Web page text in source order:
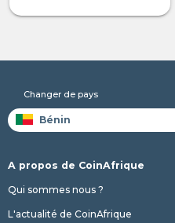
Changer de pays
A propos de CoinAfrique
Qui sommes nous ?
L'actualité de CoinAfrique